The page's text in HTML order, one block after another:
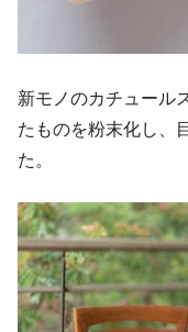
新モノのカチュール
たものを粉末化し、
た。